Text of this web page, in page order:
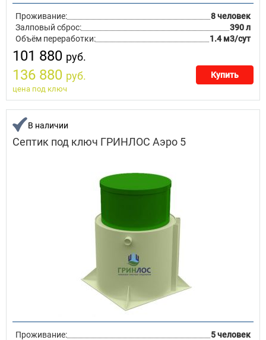
Проживание:
8 человек
Залповый сброс:
390 л
Объём переработки:
1.4 м3/сут
101 880 руб.
136 880 руб. Купить
цена под ключ
В наличии
Септик под ключ ГРИНЛОС Аэро 5
Проживание: 5 человек